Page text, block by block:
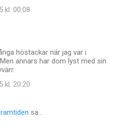
kl. 00:08
höstackar när jag var i
annars har dom lyst med sin
kl. 20:20
sa…